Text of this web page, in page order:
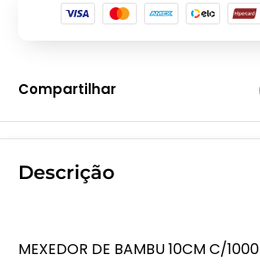
Compartilhar
Descrição
MEXEDOR DE BAMBU 10CM C/1000